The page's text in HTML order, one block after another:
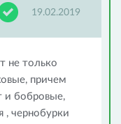
19.02.2019
не только
причем
и бобровые,
, чернобурки